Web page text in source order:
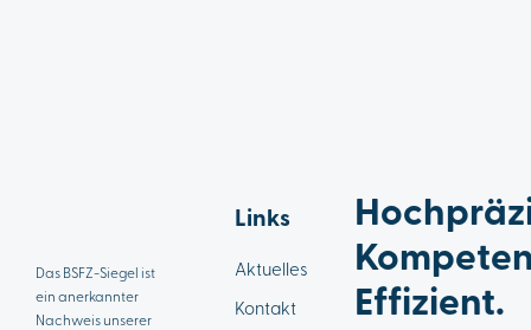
Das BSFZ-Siegel ist
ein anerkannter
Nachweis unserer
Links
Aktuelles
Kontakt
Effizient.